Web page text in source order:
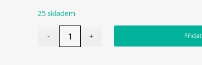
25 skladem